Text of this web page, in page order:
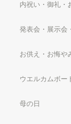
内祝い・御礼・
発表会・展示会
お供え・お悔や
ウエルカムボー
母の日